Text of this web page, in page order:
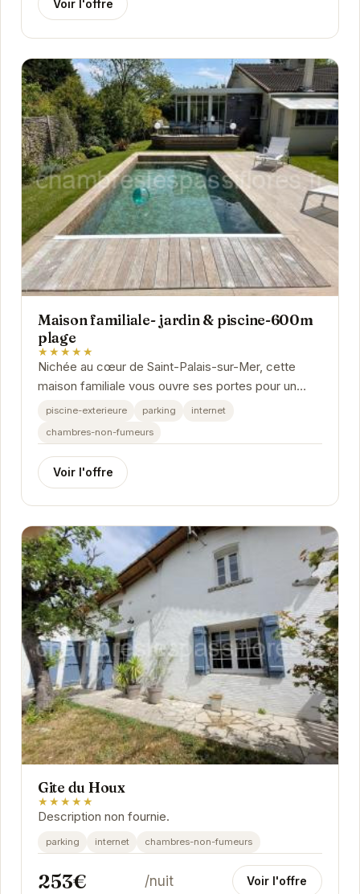
Voir l'offre
Maison familiale- jardin & piscine-600m
plage
★★★★★
Nichée au cœur de Saint-Palais-sur-Mer, cette
maison familiale vous ouvre ses portes pour un
séjour inoubliable. À seulement quelques pas de
piscine-exterieure parking
internet
chambres-non-fumeurs
Voir l'offre
Gite du Houx
★★★★★
Description non fournie.
parking internet chambres-non-fumeurs
253€ /nuit Voir l'offre